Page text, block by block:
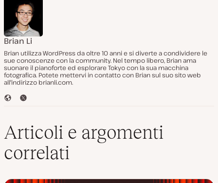
Brian Li
Brian utilizza WordPress da oltre 10 anni e si diverte a condividere le
sue conoscenze con la community. Nel tempo libero, Brian ama
suonare il pianoforte ed esplorare Tokyo con la sua macchina
fotografica. Potete mettervi in contatto con Brian sul suo sito web
all'indirizzo brianli.com.
S
W
b
T
t
r
Articoli e argomenti
correlati